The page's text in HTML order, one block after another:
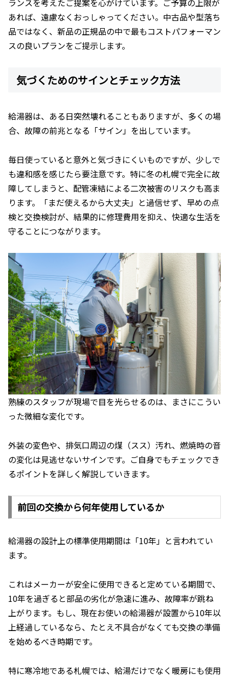
ランスを考えたご提案を心がけています。ご予算の上限が
あれば、遠慮なくおっしゃってください。中古品や型落ち
品ではなく、新品の正規品の中で最もコストパフォーマン
スの良いプランをご提示します。
気づくためのサインとチェック方法
給湯器は、ある日突然壊れることもありますが、多くの場
合、故障の前兆となる「サイン」を出しています。
毎日使っていると意外と気づきにくいものですが、少しで
も違和感を感じたら要注意です。特に冬の札幌で完全に故
障してしまうと、配管凍結による二次被害のリスクも高ま
ります。「まだ使えるから大丈夫」と過信せず、早めの点
検と交換検討が、結果的に修理費用を抑え、快適な生活を
守ることにつながります。
熟練のスタッフが現場で目を光らせるのは、まさにこうい
った微細な変化です。
外装の変色や、排気口周辺の煤（スス）汚れ、燃焼時の音
の変化は見逃せないサインです。ご自身でもチェックでき
るポイントを詳しく解説していきます。
前回の交換から何年使用しているか
給湯器の設計上の標準使用期間は「10年」と言われてい
ます。
これはメーカーが安全に使用できると定めている期間で、
10年を過ぎると部品の劣化が急速に進み、故障率が跳ね
上がります。もし、現在お使いの給湯器が設置から10年以
上経過しているなら、たとえ不具合がなくても交換の準備
を始めるべき時期です。
特に寒冷地である札幌では、給湯だけでなく暖房にも使用